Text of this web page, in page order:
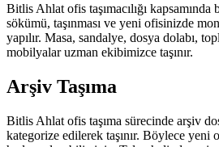
Bitlis Ahlat ofis taşımacılığı kapsamında
sökümü, taşınması ve yeni ofisinizde
yapılır. Masa, sandalye, dosya dolabı,
mobilyalar uzman ekibimizce taşınır.
Arşiv Taşıma
Bitlis Ahlat ofis taşıma sürecinde arşiv
kategorize edilerek taşınır. Böylece yeni